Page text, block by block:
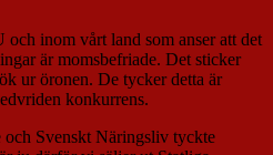
inom vårt land som anser att det
är momsbefriade. Det sticker
ur öronen. De tycker detta är
konkurrens.
Svenskt Näringsliv tyckte